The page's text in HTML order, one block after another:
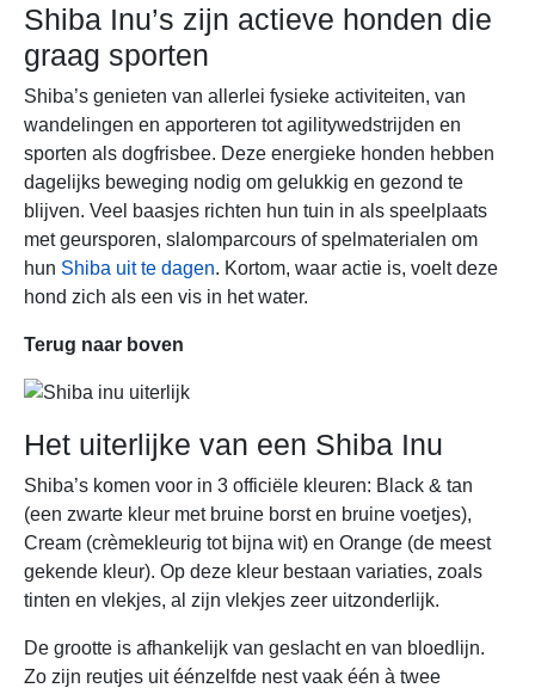
Shiba Inu’s zijn actieve honden die
graag sporten
Shiba’s genieten van allerlei fysieke activiteiten, van
wandelingen en apporteren tot agilitywedstrijden en
sporten als dogfrisbee. Deze energieke honden hebben
dagelijks beweging nodig om gelukkig en gezond te
blijven. Veel baasjes richten hun tuin in als speelplaats
met geursporen, slalomparcours of spelmaterialen om
hun Shiba uit te dagen. Kortom, waar actie is, voelt deze
hond zich als een vis in het water.
Terug naar boven
Het uiterlijke van een Shiba Inu
Shiba’s komen voor in 3 officiële kleuren: Black & tan
(een zwarte kleur met bruine borst en bruine voetjes),
Cream (crèmekleurig tot bijna wit) en Orange (de meest
gekende kleur). Op deze kleur bestaan variaties, zoals
tinten en vlekjes, al zijn vlekjes zeer uitzonderlijk.
De grootte is afhankelijk van geslacht en van bloedlijn.
Zo zijn reutjes uit éénzelfde nest vaak één à twee